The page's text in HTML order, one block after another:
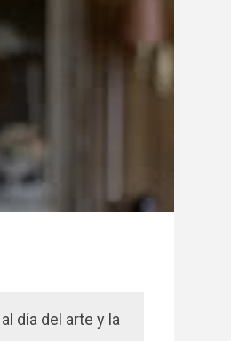
día del arte y la